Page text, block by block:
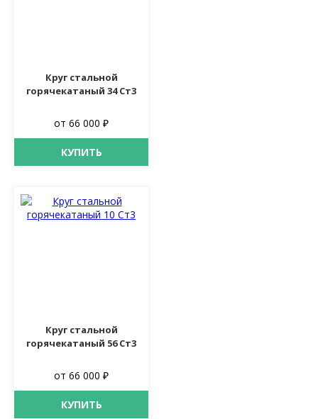
Круг стальной
горячекатаный 34 Ст3
от 66 000 ₽
КУПИТЬ
Круг стальной
горячекатаный 56 Ст3
от 66 000 ₽
КУПИТЬ